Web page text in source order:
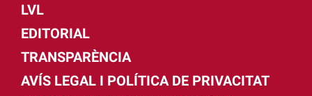
LVL
EDITORIAL
TRANSPARÈNCIA
AVÍS LEGAL I POLÍTICA DE PRIVACITAT